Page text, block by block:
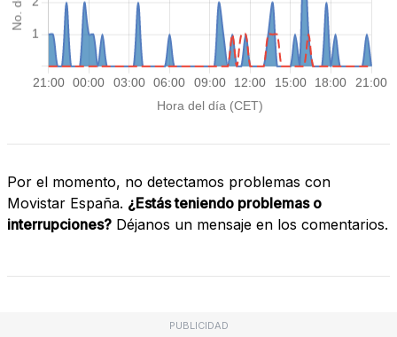
Por el momento, no detectamos problemas con
Movistar España. ¿Estás teniendo problemas o
interrupciones? Déjanos un mensaje en los comentarios.
PUBLICIDAD